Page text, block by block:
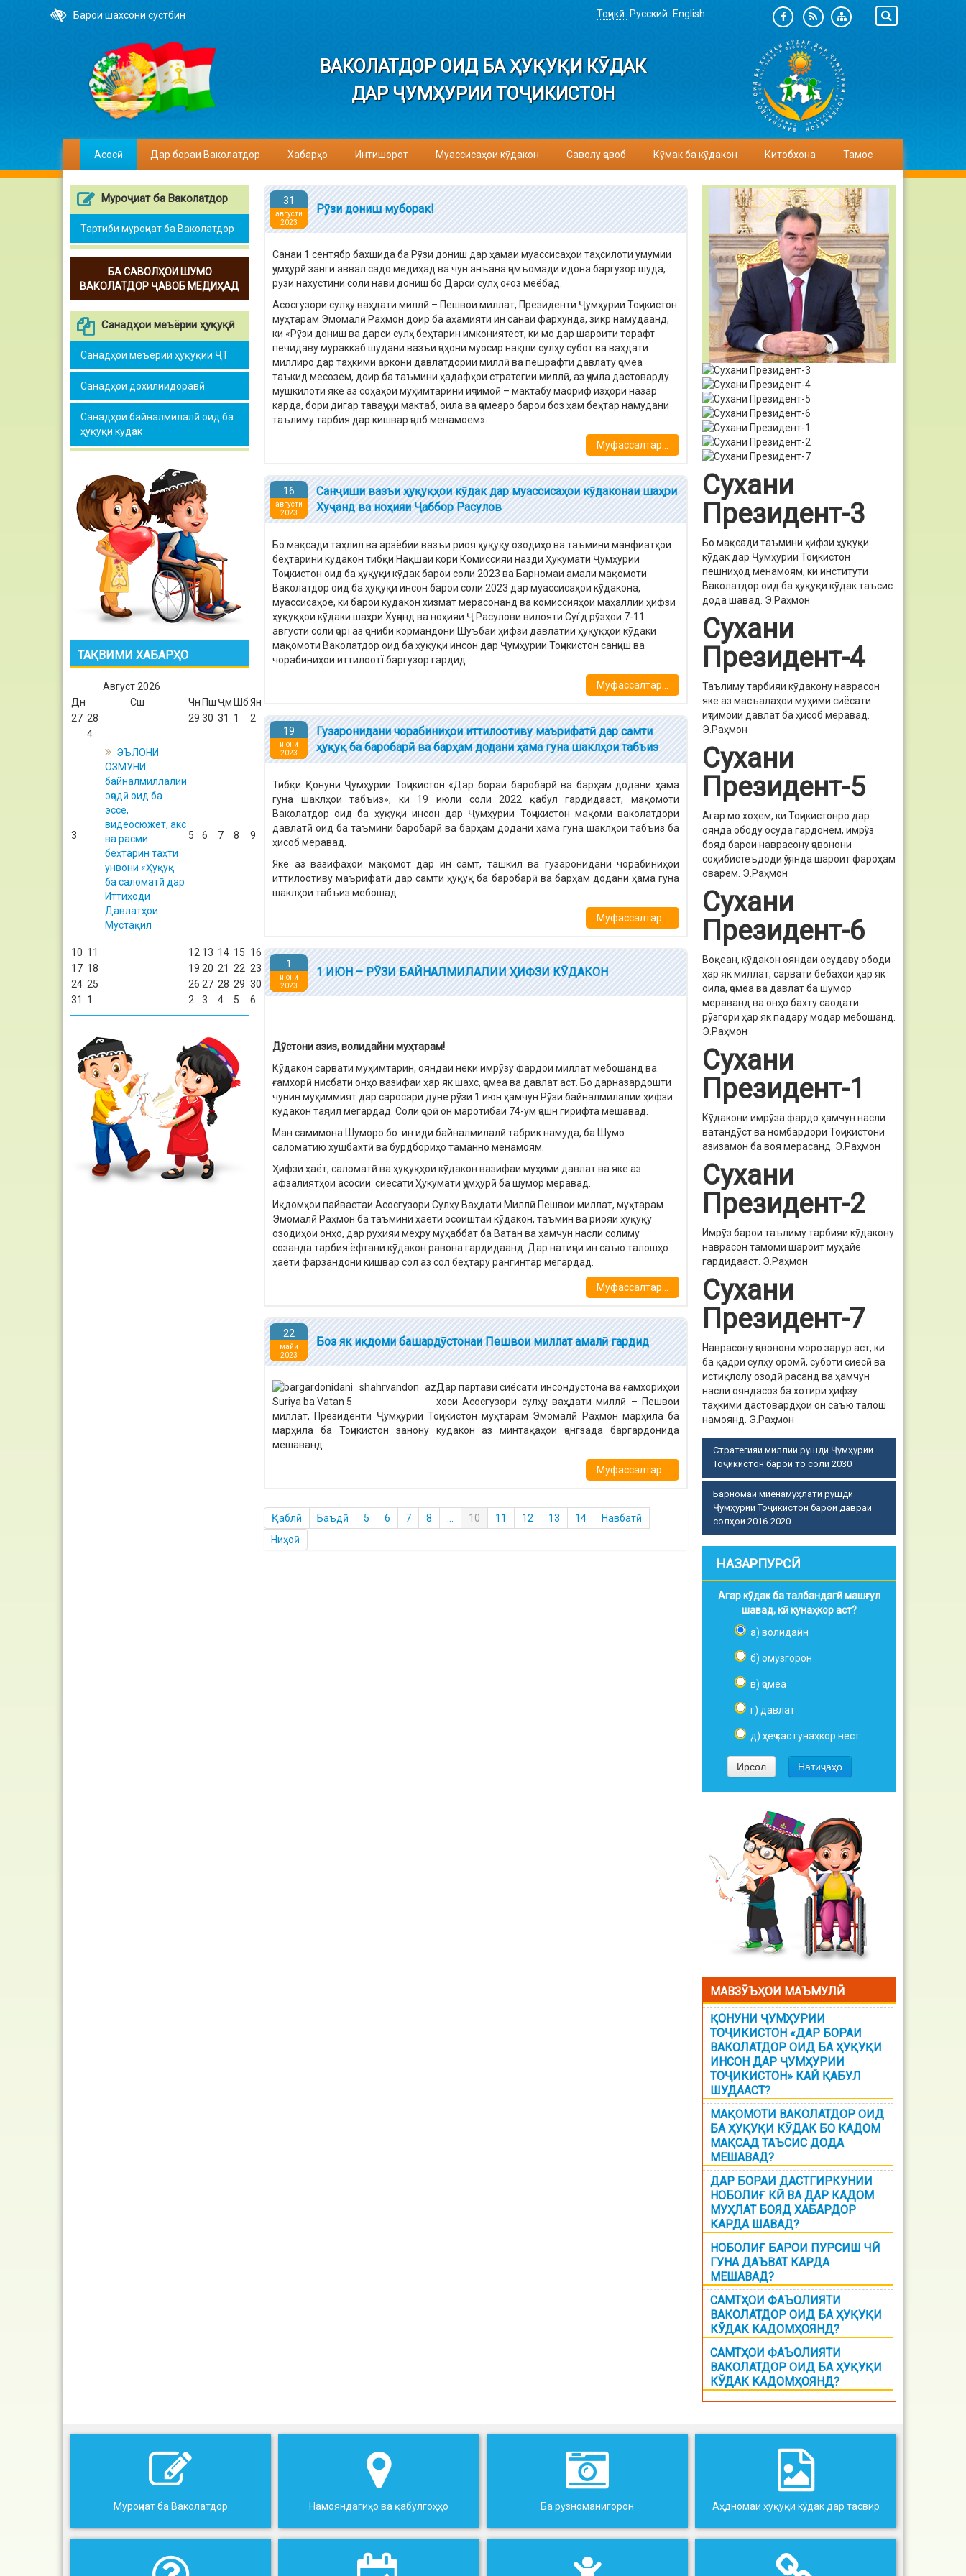
Барои шахсони сустбин Тоҷикӣ Русский English
ВАКОЛАТДОР ОИД БА ҲУҚУҚИ КӮДАК
ДАР ҶУМҲУРИИ ТОҶИКИСТОН
Асосӣ Дар бораи Ваколатдор Хабарҳо Интишорот Муассисаҳои кӯдакон Саволу ҷавоб Кӯмак ба кӯдакон Китобхона Тамос
Муроҷиат ба Ваколатдор
Тартиби муроҷиат ба Ваколатдор
БА САВОЛҲОИ ШУМО
ВАКОЛАТДОР ҶАВОБ МЕДИҲАД
Санадҳои меъёрии ҳуқуқӣ
Санадҳои меъёрии ҳуқуқии ҶТ
Санадҳои дохилиидоравӣ
Санадҳои байналмилалӣ оид ба
ҳуқуқи кӯдак
ТАҚВИМИ ХАБАРҲО
Август 2026
Дн
Сш Чн Пш Ҷм ШбЯн
27 28 29 30 31 1 2
3
4
ЭЪЛОНИ
ОЗМУНИ
байналмиллалии
эҷодӣ оид ба
эссе,
видеосюжет, акс
ва расми
беҳтарин таҳти
унвони «Ҳуқуқ
ба саломатӣ дар
Иттиҳоди
Давлатҳои
Мустақил
5 6 7 8 9
10 11 12 13 14 15 16
17 18 19 20 21 22 23
24 25 26 27 28 29 30
31
1 2 3 4 5 6
31
августи
2023
Рӯзи дониш муборак!
Санаи 1 сентябр бахшида ба Рӯзи дониш дар ҳамаи муассисаҳои таҳсилоти умумии
ҷумҳурӣ занги аввал садо медиҳад ва чун анъана ҷамъомади идона баргузор шуда,
рӯзи нахустини соли нави дониш бо Дарси сулҳ оғоз меёбад.
Асосгузори сулҳу ваҳдати миллӣ – Пешвои миллат, Президенти Ҷумҳурии Тоҷикистон
муҳтарам Эмомалӣ Раҳмон доир ба аҳамияти ин санаи фархунда, зикр намудаанд,
ки «Рӯзи дониш ва дарси сулҳ беҳтарин имкониятест, ки мо дар шароити торафт
печидаву мураккаб шудани вазъи ҷаҳони муосир нақши сулҳу субот ва ваҳдати
миллиро дар таҳкими аркони давлатдории миллӣ ва пешрафти давлату ҷомеа
таъкид месозем, доир ба таъмини ҳадафҳои стратегии миллӣ, аз ҷумла дастоварду
мушкилоти яке аз соҳаҳои муҳимтарини иҷтимоӣ – мактабу маориф изҳори назар
карда, бори дигар таваҷҷуҳи мактаб, оила ва ҷомеаро барои боз ҳам беҳтар намудани
таълиму тарбия дар кишвар ҷалб менамоем».
Муфассалтар...
16
августи
2023
Санҷиши вазъи ҳуқуқҳои кӯдак дар муассисаҳои кӯдаконаи шаҳри
Хуҷанд ва ноҳияи Ҷаббор Расулов
Бо мақсади таҳлил ва арзёбии вазъи риоя ҳуқуқу озодиҳо ва таъмини манфиатҳои
беҳтарини кӯдакон тибқи Нақшаи кори Комиссияи назди Ҳукумати Ҷумҳурии
Тоҷикистон оид ба ҳуқуқи кӯдак барои соли 2023 ва Барномаи амали мақомоти
Ваколатдор оид ба ҳуқуқи инсон барои соли 2023 дар муассисаҳои кӯдакона,
муассисаҳое, ки барои кӯдакон хизмат мерасонанд ва комиссияҳои маҳаллии ҳифзи
ҳуқуқҳои кӯдаки шаҳри Хуҷанд ва ноҳияи Ҷ.Расулови вилояти Суѓд рӯзҳои 7-11
августи соли ҷорї аз ҷониби кормандони Шуъбаи ҳифзи давлатии ҳуқуқҳои кӯдаки
мақомоти Ваколатдор оид ба ҳуқуқи инсон дар Ҷумҳурии Тоҷикистон санҷиш ва
чорабиниҳои иттилоотї баргузор гардид
Муфассалтар...
19
июни
2023
Гузаронидани чорабиниҳои иттилоотиву маърифатӣ дар самти
ҳуқуқ ба баробарӣ ва барҳам додани ҳама гуна шаклҳои табъиз
Тибқи Қонуни Ҷумҳурии Тоҷикистон «Дар бораи баробарӣ ва барҳам додани ҳама
гуна шаклҳои табъиз», ки 19 июли соли 2022 қабул гардидааст, мақомоти
Ваколатдор оид ба ҳуқуқи инсон дар Ҷумҳурии Тоҷикистон мақоми ваколатдори
давлатӣ оид ба таъмини баробарӣ ва барҳам додани ҳама гуна шаклҳои табъиз ба
ҳисоб меравад.
Яке аз вазифаҳои мақомот дар ин самт, ташкил ва гузаронидани чорабиниҳои
иттилоотиву маърифатӣ дар самти ҳуқуқ ба баробарӣ ва барҳам додани ҳама гуна
шаклҳои табъиз мебошад.
Муфассалтар...
1
июни
2023
1 ИЮН – РӮЗИ БАЙНАЛМИЛАЛИИ ҲИФЗИ КӮДАКОН
Дӯстони азиз, волидайни муҳтарам!
Кӯдакон сарвати муҳимтарин, ояндаи неки имрӯзу фардои миллат мебошанд ва
ғамхорӣ нисбати онҳо вазифаи ҳар як шахс, ҷомеа ва давлат аст. Бо дарназардошти
чунин муҳиммият дар саросари дунё рӯзи 1 июн ҳамчун Рӯзи байналмилалии ҳифзи
кӯдакон таҷлил мегардад. Соли ҷорӣ он маротибаи 74-ум ҷашн гирифта мешавад.
Ман самимона Шуморо бо ин иди байналмилалӣ табрик намуда, ба Шумо
саломатию хушбахтӣ ва бурдбориҳо таманно менамоям.
Ҳифзи ҳаёт, саломатӣ ва ҳуқуқҳои кӯдакон вазифаи муҳими давлат ва яке аз
афзалиятҳои асосии сиёсати Ҳукумати ҷумҳурӣ ба шумор меравад.
Иқдомҳои пайвастаи Асосгузори Сулҳу Ваҳдати Миллӣ Пешвои миллат, муҳтарам
Эмомалӣ Раҳмон ба таъмини ҳаёти осоиштаи кӯдакон, таъмин ва риояи ҳуқуқу
озодиҳои онҳо, дар руҳияи меҳру муҳаббат ба Ватан ва ҳамчун насли солиму
созанда тарбия ёфтани кӯдакон равона гардидаанд. Дар натиҷаи ин саъю талошҳо
ҳаёти фарзандони кишвар сол аз сол беҳтару рангинтар мегардад.
Муфассалтар...
22
майи
2023
Боз як иқдоми башардӯстонаи Пешвои миллат амалӣ гардид
Дар партави сиёсати инсондӯстона ва ғамхориҳои
хоси Асосгузори сулҳу ваҳдати миллӣ – Пешвои
миллат, Президенти Ҷумҳурии Тоҷикистон муҳтарам Эмомалӣ Раҳмон марҳила ба
марҳила ба Тоҷикистон занону кӯдакон аз минтақаҳои ҷангзада баргардонида
мешаванд.
Муфассалтар...
Қаблӣ Баъдӣ 5 6 7 8 10 11 12 13 14
Навбатӣ
Ниҳоӣ
Сухани
Президент-3
Бо мақсади таъмини ҳифзи ҳуқуқи
кӯдак дар Ҷумҳурии Тоҷикистон
пешниҳод менамоям, ки институти
Ваколатдор оид ба ҳуқуқи кӯдак таъсис
дода шавад. Э.Раҳмон
Сухани
Президент-4
Таълиму тарбияи кӯдакону наврасон
яке аз масъалаҳои муҳими сиёсати
иҷтимоии давлат ба ҳисоб меравад.
Э.Раҳмон
Сухани
Президент-5
Агар мо хоҳем, ки Тоҷикистонро дар
оянда ободу осуда гардонем, имрўз
бояд барои наврасону ҷавонони
соҳибистеъдоди ҷўянда шароит фароҳам
оварем. Э.Раҳмон
Сухани
Президент-6
Воқеан, кӯдакон ояндаи осудаву ободи
ҳар як миллат, сарвати бебаҳои ҳар як
оила, ҷомеа ва давлат ба шумор
мераванд ва онҳо бахту саодати
рӯзгори ҳар як падару модар мебошанд.
Э.Раҳмон
Сухани
Президент-1
Кӯдакони имрӯза фардо ҳамчун насли
ватандӯст ва номбардори Тоҷикистони
азизамон ба воя мерасанд. Э.Раҳмон
Сухани
Президент-2
Имрӯз барои таълиму тарбияи кӯдакону
наврасон тамоми шароит муҳайё
гардидааст. Э.Раҳмон
Сухани
Президент-7
Наврасону ҷавонони моро зарур аст, ки
ба қадри сулҳу оромӣ, суботи сиёсӣ ва
истиқлолу озодӣ расанд ва ҳамчун
насли ояндасоз ба хотири ҳифзу
таҳкими дастовардҳои он саъю талош
намоянд. Э.Раҳмон
Стратегияи миллии рушди Ҷумҳурии
Тоҷикистон барои то соли 2030
Барномаи миёнамуҳлати рушди
Ҷумҳурии Тоҷикистон барои давраи
солҳои 2016-2020
НАЗАРПУРСӢ
Агар кӯдак ба талбандагӣ машғул
шавад, кӣ кунаҳкор аст?
а) волидайн
б) омӯзгорон
в) ҷомеа
г) давлат
д) ҳеҷ кас гунаҳкор нест
МАВЗӮЪҲОИ МАЪМУЛӢ
ҚОНУНИ ҶУМҲУРИИ
ТОҶИКИСТОН «ДАР БОРАИ
ВАКОЛАТДОР ОИД БА ҲУҚУҚИ
ИНСОН ДАР ҶУМҲУРИИ
ТОҶИКИСТОН» КАЙ ҚАБУЛ
ШУДААСТ?
МАҚОМОТИ ВАКОЛАТДОР ОИД
БА ҲУҚУҚИ КӮДАК БО КАДОМ
МАҚСАД ТАЪСИС ДОДА
МЕШАВАД?
ДАР БОРАИ ДАСТГИРКУНИИ
НОБОЛИҒ КӢ ВА ДАР КАДОМ
МУҲЛАТ БОЯД ХАБАРДОР
КАРДА ШАВАД?
НОБОЛИҒ БАРОИ ПУРСИШ ЧӢ
ГУНА ДАЪВАТ КАРДА
МЕШАВАД?
САМТҲОИ ФАЪОЛИЯТИ
ВАКОЛАТДОР ОИД БА ҲУҚУҚИ
КЎДАК КАДОМҲОЯНД?
САМТҲОИ ФАЪОЛИЯТИ
ВАКОЛАТДОР ОИД БА ҲУҚУҚИ
КЎДАК КАДОМҲОЯНД?
Муроҷиат ба Ваколатдор Намояндагиҳо ва қабулгоҳҳо Ба рӯзноманигорон Аҳдномаи ҳуқуқи кўдак дар тасвир